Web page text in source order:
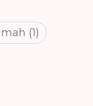
(1)